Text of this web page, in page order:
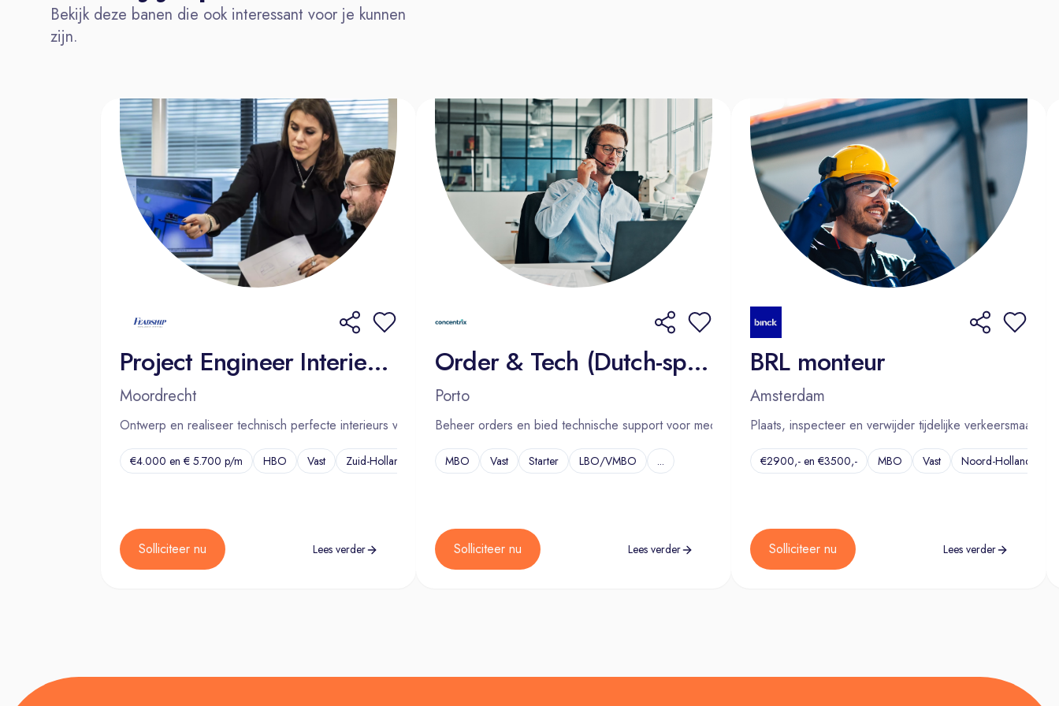
Je kunt goed plannen en procesmatig werken, want je werkt altijd aan meerdere
projecten tegelijk.
Enthousiast geworden?
Reageer dan viahet sollicitatieformulierop de website en laat je gegevens
achter. Wil je eerst meer weten over deze vacature, neem dan contact op met één
van de Recruitment Adviseurs viasollicitatie@flevoland.nl .
Bekijk deze banen die ook interessant voor je kunnen
zijn.
Project Engineer Interieur | Moordrecht
Moordrecht
Ontwerp en realiseer technisch perfecte interieurs voor luxe jachten door klantwensen te vertalen in uitvoerbare oplossingen.
€4.000 en € 5.700 p/m HBO Vast Zuid-Holland
Solliciteer nu Lees verder
Order & Tech (Dutch-speaking) Medical Equipment 2000€ Bonus
Porto
Beheer orders en bied technische support voor medische apparatuur in het Nederlands.
MBO Vast Starter LBO/VMBO ...
Solliciteer nu Lees verder
BRL monteur
Amsterdam
Plaats, inspecteer en verwijder tijdelijke
€2900,- en €3500,- MBO Vast Noord-Holland
Solliciteer nu Lees verder